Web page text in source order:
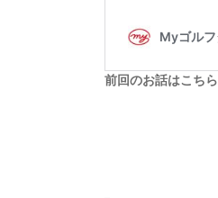
前回のお話はこちら